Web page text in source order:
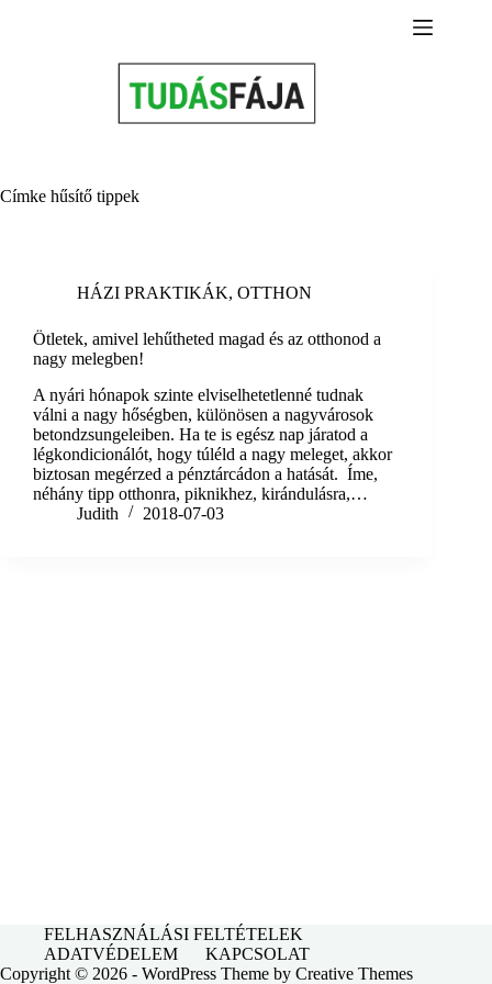
Címke hűsítő tippek
HÁZI PRAKTIKÁK, OTTHON
Ötletek, amivel lehűtheted magad és az otthonod a
nagy melegben!
A nyári hónapok szinte elviselhetetlenné tudnak
válni a nagy hőségben, különösen a nagyvárosok
betondzsungeleiben. Ha te is egész nap járatod a
légkondicionálót, hogy túléld a nagy meleget, akkor
biztosan megérzed a pénztárcádon a hatását. Íme,
néhány tipp otthonra, piknikhez, kirándulásra,…
Judith
2018-07-03
FELHASZNÁLÁSI FELTÉTELEK
ADATVÉDELEM
KAPCSOLAT
Copyright © 2026 - WordPress Theme by Creative Themes